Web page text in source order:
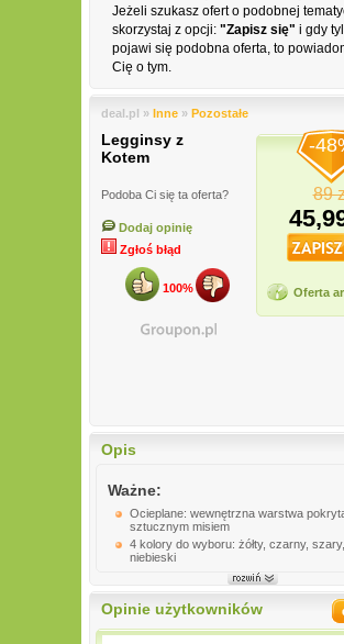
Jeżeli szukasz ofert o podobnej
skorzystaj z opcji: "Zapisz się" i gdy
pojawi się podobna oferta, to
Cię o tym.
deal.pl » Inne » Pozostałe
Legginsy z
Kotem
Podoba Ci się ta oferta?
Dodaj opinię
Zgłoś błąd
100%
-
89
Oferta
Opis
Ważne:
Ocieplane: wewnętrzna warstwa
sztucznym misiem
4 kolory do wyboru: żółty, czarny, szary,
niebieski
Opinie użytkowników